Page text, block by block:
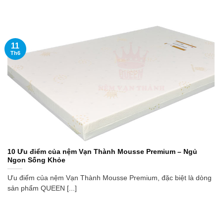
10 Ưu điểm của nệm Vạn Thành Mousse Premium – Ngủ
Ngon Sống Khỏe
Ưu điểm của nệm Vạn Thành Mousse Premium, đặc biệt là dòng
sản phẩm QUEEN [...]
11
Th6